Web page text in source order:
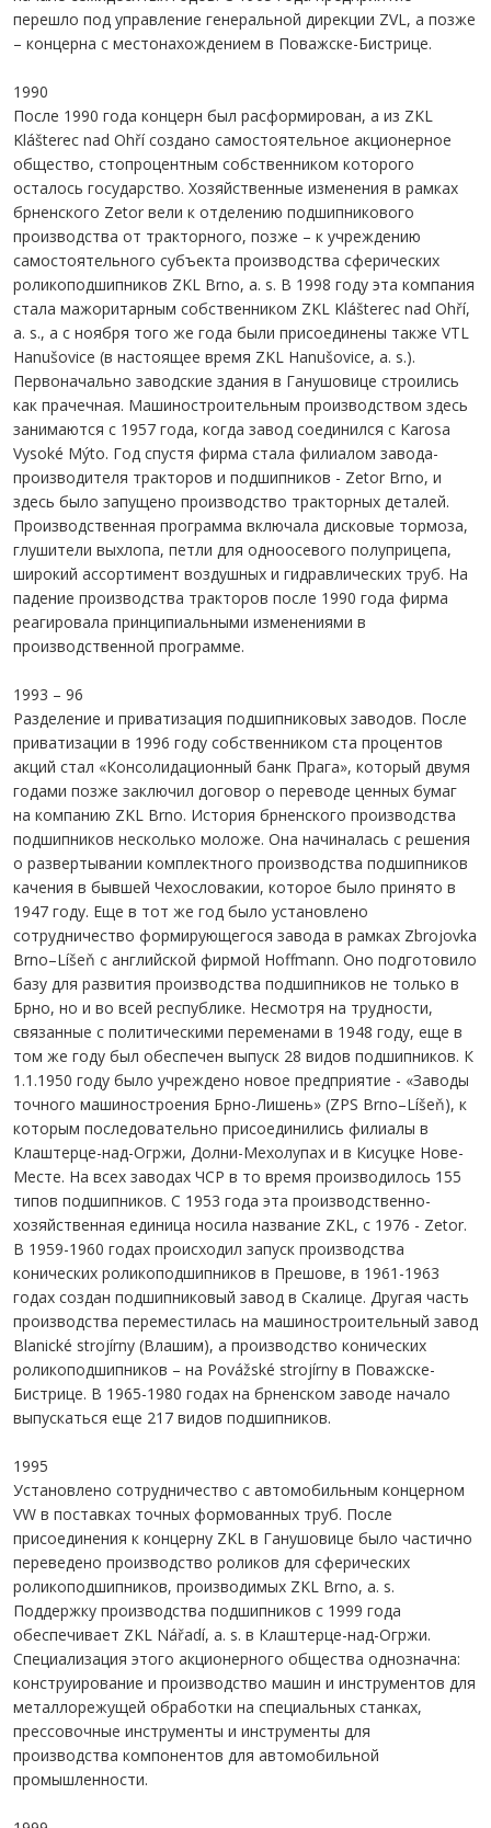
перешло под управление генеральной дирекции ZVL, а позже
– концерна с местонахождением в Поважске-Бистрице.
1990
После 1990 года концерн был расформирован, а из ZKL
Klášterec nad Ohří создано самостоятельное акционерное
общество, стопроцентным собственником которого
осталось государство. Хозяйственные изменения в рамках
брненского Zetor вели к отделению подшипникового
производства от тракторного, позже – к учреждению
самостоятельного субъекта производства сферических
роликоподшипников ZKL Brno, a. s. В 1998 году эта компания
стала мажоритарным собственником ZKL Klášterec nad Ohří,
a. s., а с ноября того же года были присоединены также VTL
Hanušovice (в настоящее время ZKL Hanušovice, a. s.).
Первоначально заводские здания в Ганушовице строились
как прачечная. Машиностроительным производством здесь
занимаются с 1957 года, когда завод соединился с Karosa
Vysoké Mýto. Год спустя фирма стала филиалом завода-
производителя тракторов и подшипников - Zetor Brno, и
здесь было запущено производство тракторных деталей.
Производственная программа включала дисковые тормоза,
глушители выхлопа, петли для одноосевого полуприцепа,
широкий ассортимент воздушных и гидравлических труб. На
падение производства тракторов после 1990 года фирма
реагировала принципиальными изменениями в
производственной программе.
1993 – 96
Разделение и приватизация подшипниковых заводов. После
приватизации в 1996 году собственником ста процентов
акций стал «Консолидационный банк Прага», который двумя
годами позже заключил договор о переводе ценных бумаг
на компанию ZKL Brno. История брненского производства
подшипников несколько моложе. Она начиналась с решения
о развертывании комплектного производства подшипников
качения в бывшей Чехословакии, которое было принято в
1947 году. Еще в тот же год было установлено
сотрудничество формирующегося завода в рамках Zbrojovka
Brno–Líšeň с английской фирмой Hoffmann. Оно подготовило
базу для развития производства подшипников не только в
Брно, но и во всей республике. Несмотря на трудности,
связанные с политическими переменами в 1948 году, еще в
том же году был обеспечен выпуск 28 видов подшипников. К
1.1.1950 году было учреждено новое предприятие - «Заводы
точного машиностроения Брно-Лишень» (ZPS Brno–Líšeň), к
которым последовательно присоединились филиалы в
Клаштерце-над-Огржи, Долни-Мехолупах и в Кисуцке Нове-
Месте. На всех заводах ЧСР в то время производилось 155
типов подшипников. С 1953 года эта производственно-
хозяйственная единица носила название ZKL, с 1976 - Zetor.
В 1959-1960 годах происходил запуск производства
конических роликоподшипников в Прешове, в 1961-1963
годах создан подшипниковый завод в Скалице. Другая часть
производства переместилась на машиностроительный завод
Blanické strojírny (Влашим), а производство конических
роликоподшипников – на Povážské strojírny в Поважске-
Бистрице. В 1965-1980 годах на брненском заводе начало
выпускаться еще 217 видов подшипников.
1995
Установлено сотрудничество с автомобильным концерном
VW в поставках точных формованных труб. После
присоединения к концерну ZKL в Ганушовице было частично
переведено производство роликов для сферических
роликоподшипников, производимых ZKL Brno, a. s.
Поддержку производства подшипников с 1999 года
обеспечивает ZKL Nářadí, a. s. в Клаштерце-над-Огржи.
Специализация этого акционерного общества однозначна:
конструирование и производство машин и инструментов для
металлорежущей обработки на специальных станках,
прессовочные инструменты и инструменты для
производства компонентов для автомобильной
промышленности.